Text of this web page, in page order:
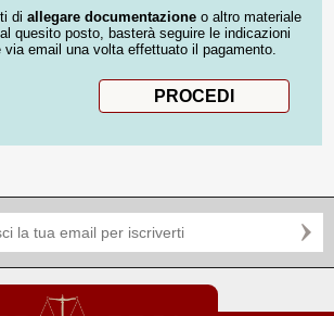
di allegare documentazione o altro materiale
quesito posto, basterà seguire le indicazioni
via email una volta effettuato il pagamento.